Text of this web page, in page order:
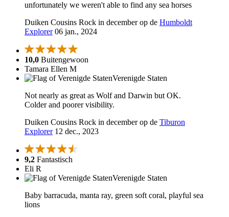
unfortunately we weren't able to find any sea horses
Duiken Cousins Rock in december op de Humboldt
Explorer 06 jan., 2024
10,0 Buitengewoon
Tamara Ellen M
Verenigde Staten
Not nearly as great as Wolf and Darwin but OK.
Colder and poorer visibility.
Duiken Cousins Rock in december op de Tiburon
Explorer 12 dec., 2023
9,2 Fantastisch
Eli R
Verenigde Staten
Baby barracuda, manta ray, green soft coral, playful sea
lions